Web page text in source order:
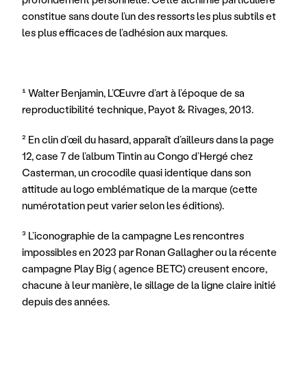
constitue sans doute l’un des ressorts les plus subtils et
les plus efficaces de l’adhésion aux marques.
¹ Walter Benjamin, L’Œuvre d’art à l’époque de sa
reproductibilité technique, Payot & Rivages, 2013.
² En clin d’œil du hasard, apparaît d’ailleurs dans la page
12, case 7 de l’album Tintin au Congo d’Hergé chez
Casterman, un crocodile quasi identique dans son
attitude au logo emblématique de la marque (cette
numérotation peut varier selon les éditions).
³ L’iconographie de la campagne Les rencontres
impossibles en 2023 par Ronan Gallagher ou la récente
campagne Play Big ( agence BETC) creusent encore,
chacune à leur manière, le sillage de la ligne claire initié
depuis des années.